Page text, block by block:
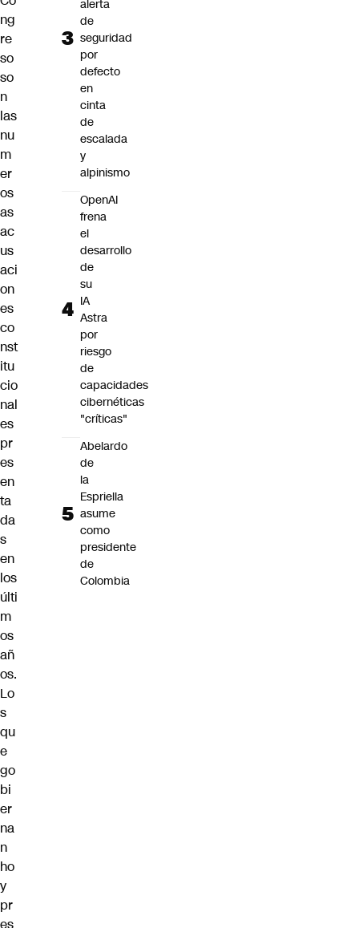
ng
re
so
so
n
las
nu
m
er
os
as
ac
us
aci
on
es
co
nst
itu
cio
nal
es
pr
es
en
ta
da
s
en
los
últi
m
os
añ
os.
Lo
s
qu
e
go
bi
er
na
n
ho
y
pr
alerta
de
seguridad
por
defecto
en
cinta
de
escalada
y
alpinismo
OpenAI
frena
el
desarrollo
de
su
IA
Astra
por
riesgo
de
capacidades
cibernéticas
"críticas"
Abelardo
de
la
Espriella
asume
como
presidente
de
Colombia